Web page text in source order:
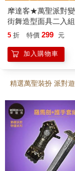
摩達客★萬聖派對
街舞造型面具二入
各一★Cosplay
5 折 特價 299 元
加入購物車
精選萬聖裝扮 派對